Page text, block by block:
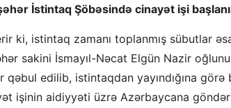
İstintaq Şöbəsində cinayət işi
ki, istintaq zamanı toplanmış sübutlar
sakini İsmayıl-Nəcat Elgün Nazir
edilib, istintaqdan yayındığına
işinin aidiyyəti üzrə Azərbaycana